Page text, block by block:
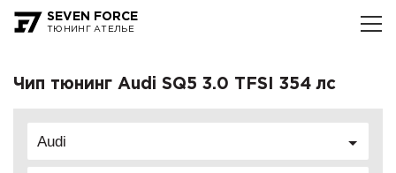
SEVEN FORCE
ТЮНИНГ АТЕЛЬЕ
Чип тюнинг Audi SQ5 3.0 TFSI 354 лс
Audi